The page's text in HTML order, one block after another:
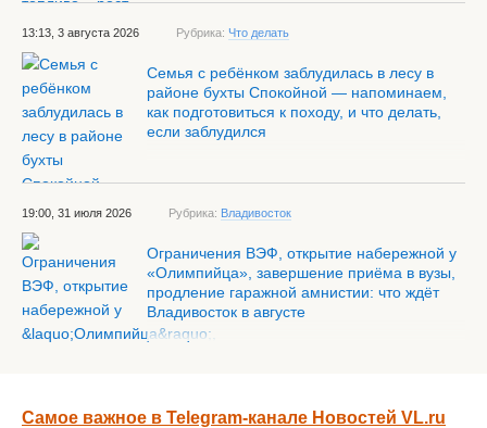
13:13, 3 августа 2026 Рубрика: Что делать
Семья с ребёнком заблудилась в лесу в
районе бухты Спокойной — напоминаем,
как подготовиться к походу, и что делать,
если заблудился
19:00, 31 июля 2026 Рубрика: Владивосток
Ограничения ВЭФ, открытие набережной у
«Олимпийца», завершение приёма в вузы,
продление гаражной амнистии: что ждёт
Владивосток в августе
Самое важное в Telegram-канале Новостей VL.ru